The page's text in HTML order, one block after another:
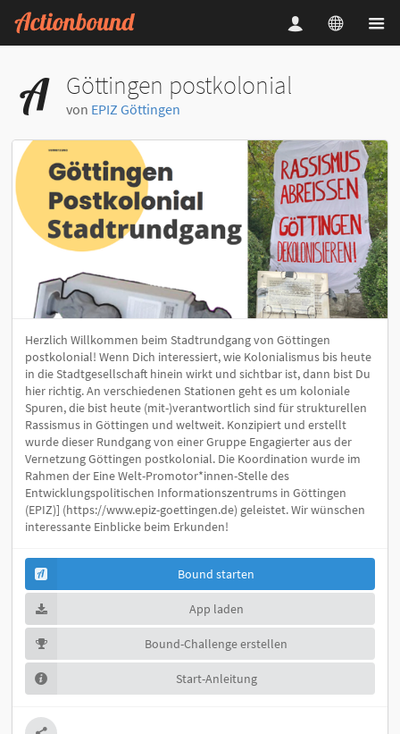
Göttingen postkolonial
von EPIZ Göttingen
Herzlich Willkommen beim Stadtrundgang von Göttingen
postkolonial! Wenn Dich interessiert, wie Kolonialismus bis heute
in die Stadtgesellschaft hinein wirkt und sichtbar ist, dann bist Du
hier richtig. An verschiedenen Stationen geht es um koloniale
Spuren, die bist heute (mit-)verantwortlich sind für strukturellen
Rassismus in Göttingen und weltweit. Konzipiert und erstellt
wurde dieser Rundgang von einer Gruppe Engagierter aus der
Vernetzung Göttingen postkolonial. Die Koordination wurde im
Rahmen der Eine Welt-Promotor*innen-Stelle des
Entwicklungspolitischen Informationszentrums in Göttingen
(EPIZ)] (https://www.epiz-goettingen.de) geleistet. Wir wünschen
interessante Einblicke beim Erkunden!
Bound starten
App laden
Bound-Challenge erstellen
Start-Anleitung